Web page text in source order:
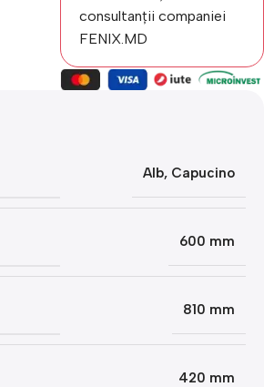
consultanții companiei
FENIX.MD
Alb, Capucino
600 mm
810 mm
420 mm